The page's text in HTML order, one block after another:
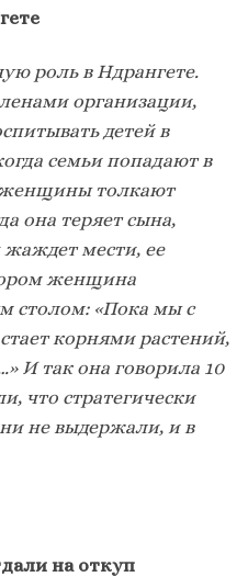
роль в Ндрангете.
организации,
детей в
семьи попадают в
толкают
она теряет сына,
мести, ее
женщина
столом: «Пока мы с
корнями растений,
И так она говорила 10
что стратегически
не выдержали, и в
на откуп